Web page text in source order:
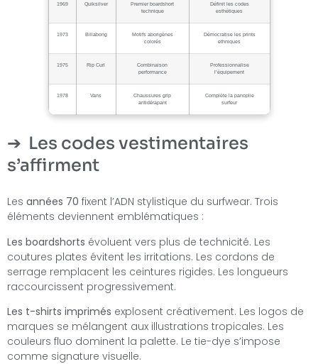
1969 Quiksilver
Premier boardshort
technique
Définit les codes
esthétiques
1973 Billabong
Motifs aborigènes
colorés
Démocratise les prints
ethniques
1975 Rip Curl
Combinaison
performance
Professionnalise
l’équipement
1978 Vans
Chaussures grip
antidérapant
Complète la panoplie
surfeur
Les codes vestimentaires
s’affirment
Les années 70 fixent l’ADN stylistique du surfwear. Trois
éléments deviennent emblématiques :
Les boardshorts évoluent vers plus de technicité. Les
coutures plates évitent les irritations. Les cordons de
serrage remplacent les ceintures rigides. Les longueurs
raccourcissent progressivement.
Les t-shirts imprimés explosent créativement. Les logos de
marques se mélangent aux illustrations tropicales. Les
couleurs fluo dominent la palette. Le tie-dye s’impose
comme signature visuelle.